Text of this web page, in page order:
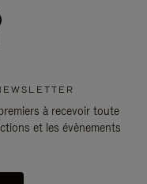
à recevoir toute
et les évènements